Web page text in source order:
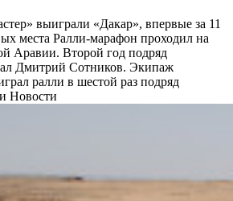
выиграли «Дакар», впервые за 11
места Ралли-марафон проходил на
Аравии. Второй год подряд
Дмитрий Сотников. Экипаж
ралли в шестой раз подряд
Новости